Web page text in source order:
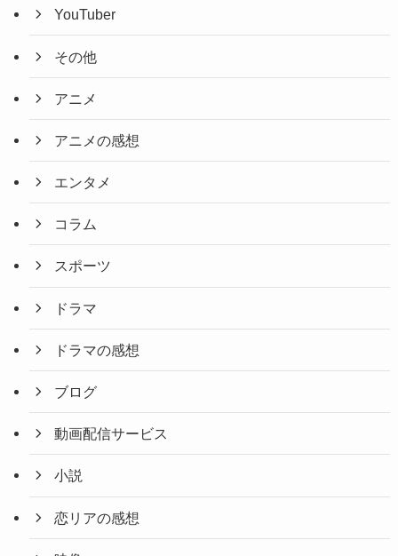
YouTuber
その他
アニメ
アニメの感想
エンタメ
コラム
スポーツ
ドラマ
ドラマの感想
ブログ
動画配信サービス
小説
恋リアの感想